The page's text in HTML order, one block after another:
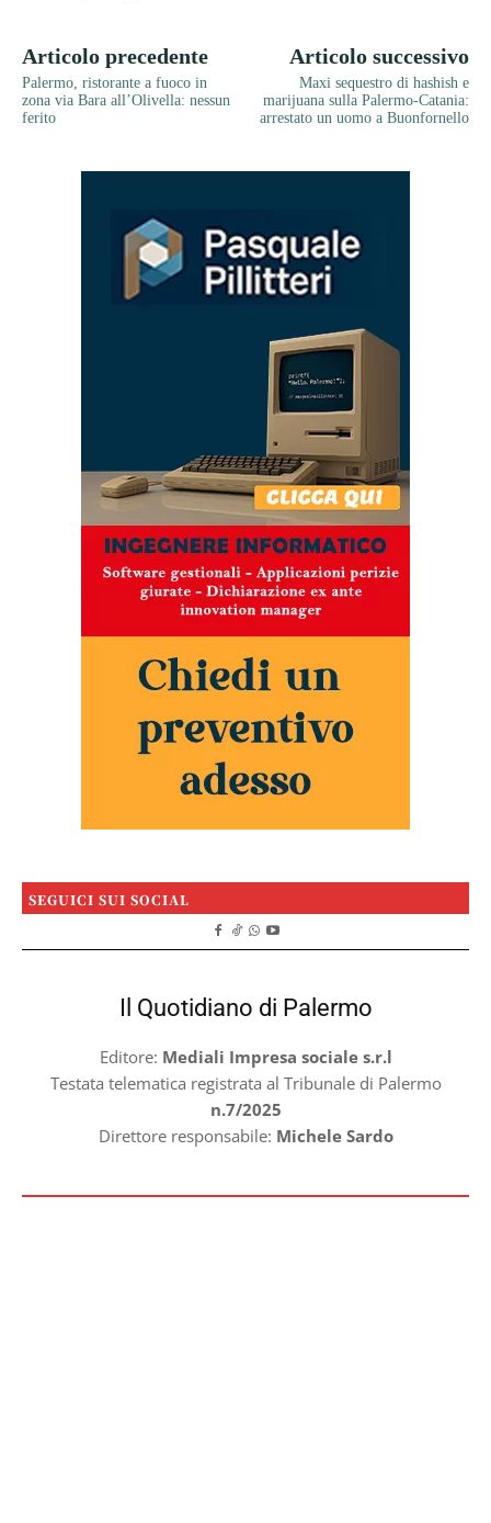
Articolo precedente
Palermo, ristorante a fuoco in
zona via Bara all’Olivella: nessun
ferito
Articolo successivo
Maxi sequestro di hashish e
marijuana sulla Palermo-Catania:
arrestato un uomo a Buonfornello
SEGUICI SUI SOCIAL
Il Quotidiano di Palermo
Editore: Mediali Impresa sociale s.r.l
Testata telematica registrata al Tribunale di Palermo
n.7/2025
Direttore responsabile: Michele Sardo